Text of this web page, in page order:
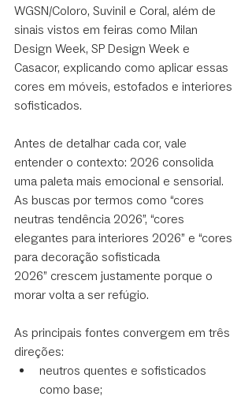
WGSN/Coloro, Suvinil e Coral, além de
sinais vistos em feiras como Milan
Design Week, SP Design Week e
Casacor, explicando como aplicar essas
cores em móveis, estofados e interiores
sofisticados.
Antes de detalhar cada cor, vale
entender o contexto: 2026 consolida
uma paleta mais emocional e sensorial.
As buscas por termos como “cores
neutras tendência 2026”, “cores
elegantes para interiores 2026” e “cores
para decoração sofisticada
2026” crescem justamente porque o
morar volta a ser refúgio.
As principais fontes convergem em três
direções:
neutros quentes e sofisticados
como base;